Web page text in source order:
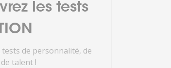
les tests
de personnalité, de
talent !